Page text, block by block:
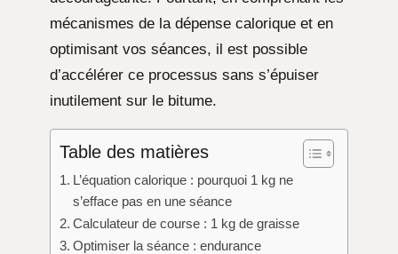
mécanismes de la dépense calorique et en
optimisant vos séances, il est possible
d’accélérer ce processus sans s’épuiser
inutilement sur le bitume.
Table des matières
L’équation calorique : pourquoi 1 kg ne
s’efface pas en une séance
Calculateur de course : 1 kg de graisse
Optimiser la séance : endurance